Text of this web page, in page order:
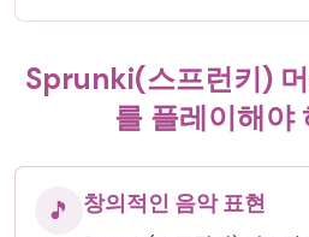
Sprunki(스프런키)
를 플레이해야
🎵 창의적인 음악 표현